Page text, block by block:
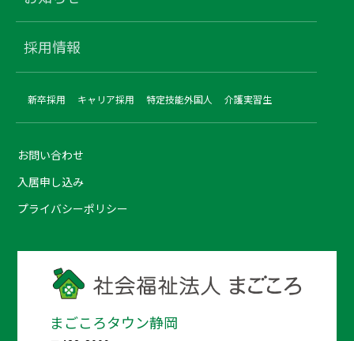
採用情報
新卒採用 キャリア採用 特定技能外国人 介護実習生
お問い合わせ
入居申し込み
プライバシーポリシー
まごころタウン静岡